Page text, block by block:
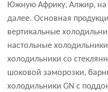
Южную Африку, Алжир, на
далее. Основная
вертикальные
настольные
холодильники со
шоковой заморозки,
холодильники GN с